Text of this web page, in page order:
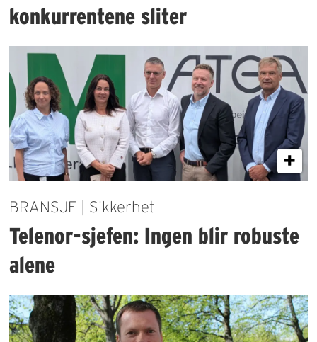
konkurrentene sliter
BRANSJE | Sikkerhet
Telenor-sjefen: Ingen blir robuste
alene